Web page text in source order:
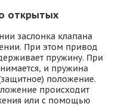
открытых
заслонка клапана
При этом привод
пружину. При
и пружина
положение.
происходит
или с помощью